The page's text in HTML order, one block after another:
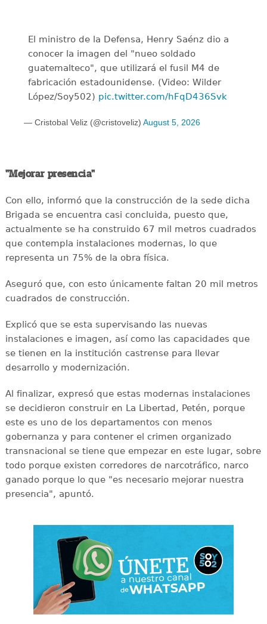
El ministro de la Defensa, Henry Saénz dio a
conocer la imagen del "nueo soldado
guatemalteco", que utilizará el fusil M4 de
fabricación estadounidense. (Video: Wilder
López/Soy502) pic.twitter.com/hFqD436Svk
— Cristobal Veliz (@cristoveliz) August 5, 2026
"Mejorar presencia"
Con ello, informó que la construcción de la sede dicha
Brigada se encuentra casi concluida, puesto que,
actualmente se ha construido 67 mil metros cuadrados
que contempla instalaciones modernas, lo que
representa un 75% de la obra física.
Aseguró que, con esto únicamente faltan 20 mil metros
cuadrados de construcción.
Explicó que se esta supervisando las nuevas
instalaciones e imagen, así como las capacidades que
se tienen en la institución castrense para llevar
desarrollo y modernización.
Al finalizar, expresó que estas modernas instalaciones
se decidieron construir en La Libertad, Petén, porque
este es uno de los departamentos con menos
gobernanza y para contener el crimen organizado
transnacional se tiene que empezar en este lugar, sobre
todo porque existen corredores de narcotráfico, narco
ganado porque lo que "es necesario mejorar nuestra
presencia", apuntó.